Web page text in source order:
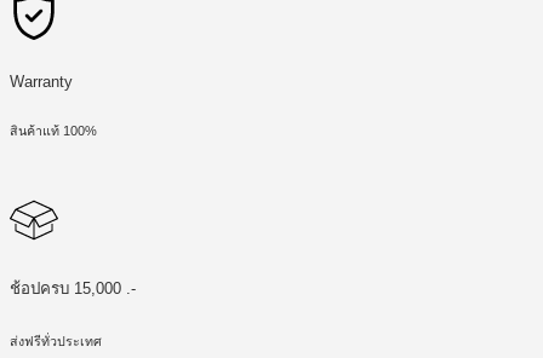
Warranty
สินค้าแท้ 100%
ช้อปครบ 15,000 .-
ส่งฟรีทั่วประเทศ